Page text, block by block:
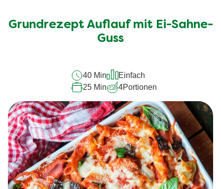
für
recipe
Grundrezept Auflauf mit Ei-Sahne-
Guss
40 Min
Einfach
25 Min
4Portionen